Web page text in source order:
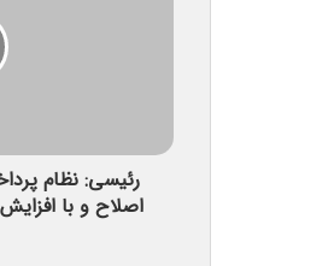
رئیسی: نظام
اصلاح و با